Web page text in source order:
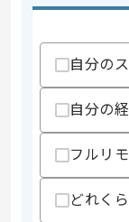
自分の
自分の
フルリ
どれく